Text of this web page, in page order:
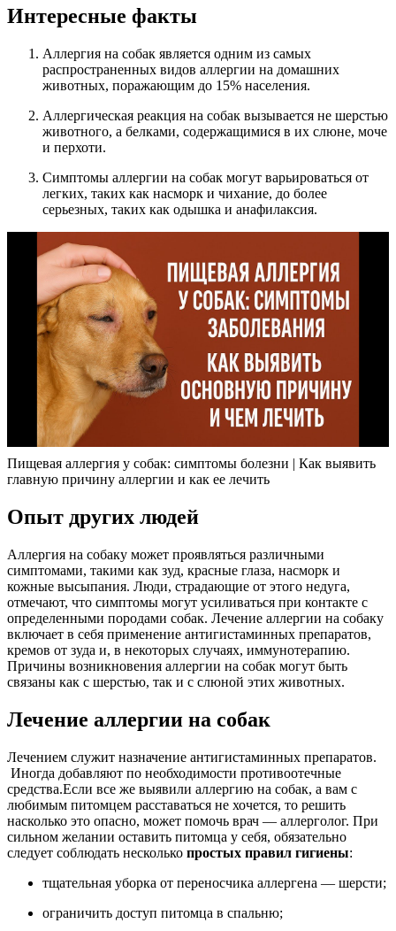
Интересные факты
Аллергия на собак является одним из самых
распространенных видов аллергии на домашних
животных, поражающим до 15% населения.
Аллергическая реакция на собак вызывается не шерстью
животного, а белками, содержащимися в их слюне, моче
и перхоти.
Симптомы аллергии на собак могут варьироваться от
легких, таких как насморк и чихание, до более
серьезных, таких как одышка и анафилаксия.
Пищевая аллергия у собак: симптомы болезни | Как выявить
главную причину аллергии и как ее лечить
Опыт других людей
Аллергия на собаку может проявляться различными
симптомами, такими как зуд, красные глаза, насморк и
кожные высыпания. Люди, страдающие от этого недуга,
отмечают, что симптомы могут усиливаться при контакте с
определенными породами собак. Лечение аллергии на собаку
включает в себя применение антигистаминных препаратов,
кремов от зуда и, в некоторых случаях, иммунотерапию.
Причины возникновения аллергии на собак могут быть
связаны как с шерстью, так и с слюной этих животных.
Лечение аллергии на собак
Лечением служит назначение антигистаминных препаратов.
Иногда добавляют по необходимости противоотечные
средства.Если все же выявили аллергию на собак, а вам с
любимым питомцем расставаться не хочется, то решить
насколько это опасно, может помочь врач — аллерголог. При
сильном желании оставить питомца у себя, обязательно
следует соблюдать несколько простых правил гигиены:
тщательная уборка от переносчика аллергена — шерсти;
ограничить доступ питомца в спальню;